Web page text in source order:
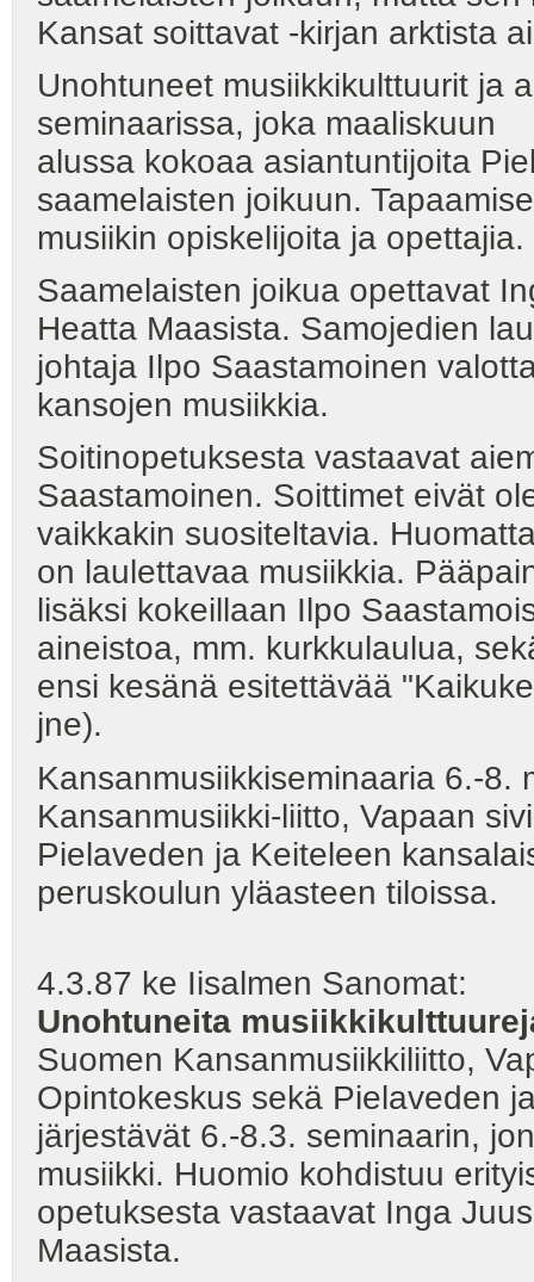
Kansat soittavat -kirjan arktista
Unohtuneet musiikkikulttuurit ja
seminaarissa, joka maaliskuun
alussa kokoaa asiantuntijoita
saamelaisten joikuun.
musiikin opiskelijoita ja opettajia.
Saamelaisten joikua opettavat
Heatta Maasista. Samojedien
johtaja Ilpo Saastamoinen
kansojen musiikkia.
Soitinopetuksesta vastaavat
Saastamoinen. Soittimet eivät
vaikkakin suositeltavia.
on laulettavaa musiikkia.
lisäksi kokeillaan Ilpo
aineistoa, mm. kurkkulaulua,
ensi kesänä esitettävää
jne).
Kansanmusiikkiseminaaria 6.-8.
Kansanmusiikki-liitto, Vapaan
Pielaveden ja Keiteleen
peruskoulun yläasteen tiloissa.
4.3.87 ke Iisalmen Sanomat:
Unohtuneita
Suomen Kansanmusiikkiliitto,
Opintokeskus sekä Pielaveden
järjestävät 6.-8.3. seminaarin,
musiikki. Huomio kohdistuu
opetuksesta vastaavat Inga
Maasista.